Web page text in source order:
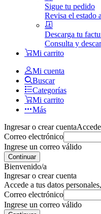
Sigue tu pedido
Revisa el estado
Descarga tu
Consulta y
Mi carrito
Mi cuenta
Buscar
Categorías
Mi carrito
Más
Ingresar o crear cuenta
Correo electrónico
Ingrese un correo válido
Continuar
Bienvenido/a
Ingresar o crear cuenta
Accede a tus datos
Correo electrónico
Ingrese un correo válido